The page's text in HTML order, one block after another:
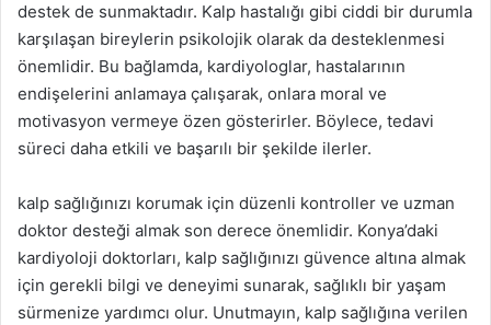
destek de sunmaktadır. Kalp hastalığı gibi ciddi bir durumla
karşılaşan bireylerin psikolojik olarak da desteklenmesi
önemlidir. Bu bağlamda, kardiyologlar, hastalarının
endişelerini anlamaya çalışarak, onlara moral ve
motivasyon vermeye özen gösterirler. Böylece, tedavi
süreci daha etkili ve başarılı bir şekilde ilerler.
kalp sağlığınızı korumak için düzenli kontroller ve uzman
doktor desteği almak son derece önemlidir. Konya’daki
kardiyoloji doktorları, kalp sağlığınızı güvence altına almak
için gerekli bilgi ve deneyimi sunarak, sağlıklı bir yaşam
sürmenize yardımcı olur. Unutmayın, kalp sağlığına verilen